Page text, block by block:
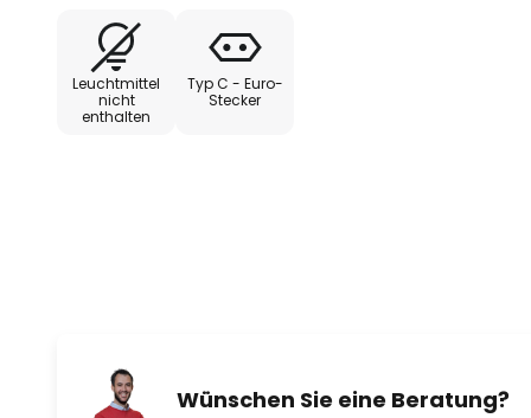
Leuchtmittel
nicht
enthalten
Typ C - Euro-
Stecker
Wünschen Sie eine Beratung?